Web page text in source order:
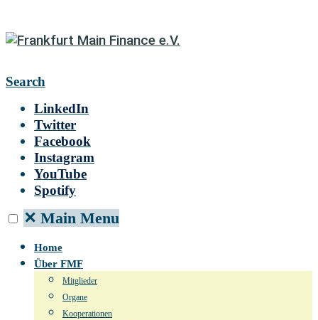
Search
LinkedIn
Twitter
Facebook
Instagram
YouTube
Spotify
✕ Main Menu
Home
Über FMF
Mitglieder
Organe
Kooperationen